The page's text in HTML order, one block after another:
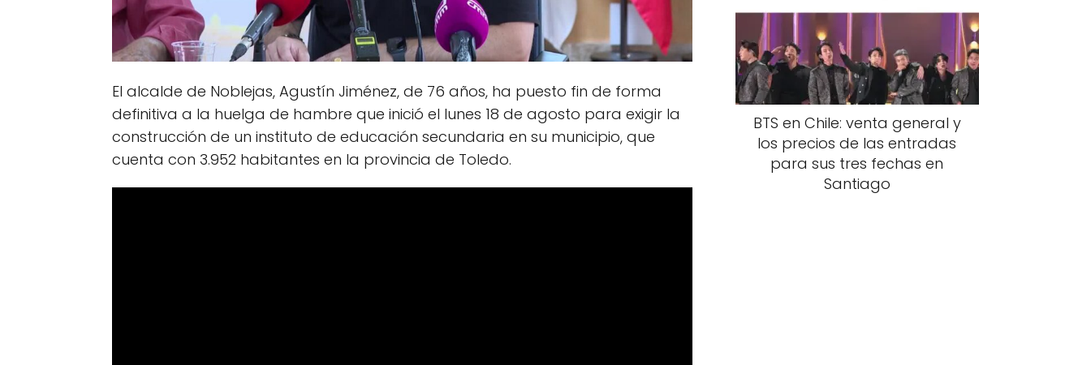
El alcalde de Noblejas, Agustín Jiménez, de 76 años, ha puesto fin de forma
definitiva a la huelga de hambre que inició el lunes 18 de agosto para exigir la
construcción de un instituto de educación secundaria en su municipio, que
cuenta con 3.952 habitantes en la provincia de Toledo.
BTS en Chile: venta general y
los precios de las entradas
para sus tres fechas en
Santiago